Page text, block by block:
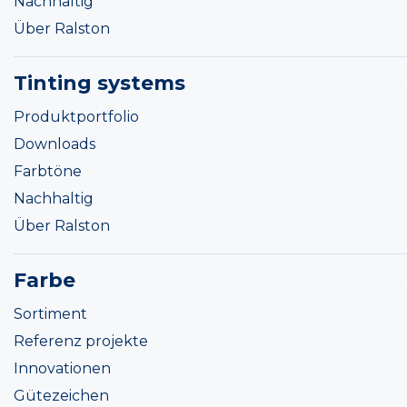
Über Ralston
Tinting systems
Produktportfolio
Downloads
Farbtöne
Nachhaltig
Über Ralston
Farbe
Sortiment
Referenz projekte
Innovationen
Gütezeichen